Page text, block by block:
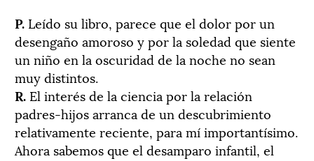
P. Leído su libro, parece que el dolor por un
desengaño amoroso y por la soledad que siente
un niño en la oscuridad de la noche no sean
muy distintos.
R. El interés de la ciencia por la relación
padres-hijos arranca de un descubrimiento
relativamente reciente, para mí importantísimo.
Ahora sabemos que el desamparo infantil, el